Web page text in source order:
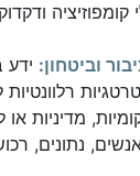
קומפוזיציה
וביטחון: ידע
רלוונטיות
מדיניות או
נתונים,